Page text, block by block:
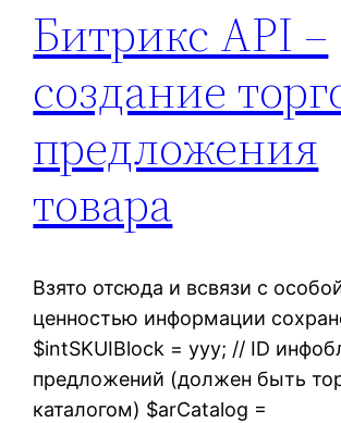
Битрикс API –
создание
предложения
товара
Взято отсюда и всвязи с
ценностью информации
$intSKUIBlock = yyy; // ID
предложений (должен быть
каталогом) $arCatalog =